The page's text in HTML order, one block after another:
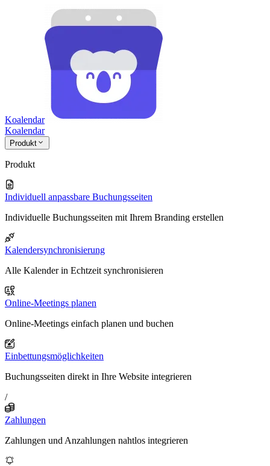
Koalendar
Koalendar
Produkt
Produkt
Individuell anpassbare Buchungsseiten
Individuelle Buchungsseiten mit Ihrem Branding erstellen
Kalendersynchronisierung
Alle Kalender in Echtzeit synchronisieren
Online-Meetings planen
Online-Meetings einfach planen und buchen
Einbettungsmöglichkeiten
Buchungsseiten direkt in Ihre Website integrieren
/
Zahlungen
Zahlungen und Anzahlungen nahtlos integrieren